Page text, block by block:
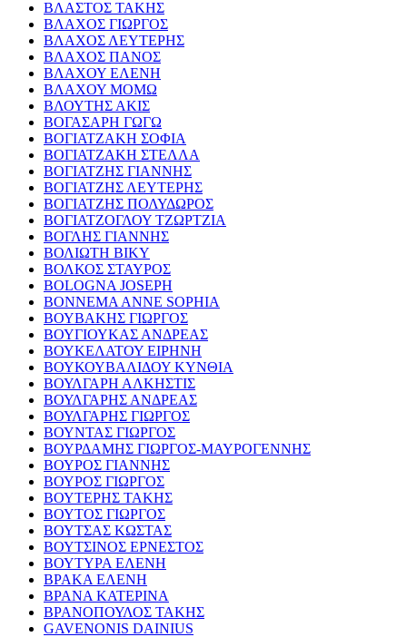
ΒΛΑΣΤΟΣ ΤΑΚΗΣ
ΒΛΑΧΟΣ ΓΙΩΡΓΟΣ
ΒΛΑΧΟΣ ΛΕΥΤΕΡΗΣ
ΒΛΑΧΟΣ ΠΑΝΟΣ
ΒΛΑΧΟΥ ΕΛΕΝΗ
ΒΛΑΧΟΥ ΜΟΜΩ
ΒΛΟΥΤΗΣ ΑΚΙΣ
ΒΟΓΑΣΑΡΗ ΓΩΓΩ
ΒΟΓΙΑΤΖΑΚΗ ΣΟΦΙΑ
ΒΟΓΙΑΤΖΑΚΗ ΣΤΕΛΛΑ
ΒΟΓΙΑΤΖΗΣ ΓΙΑΝΝΗΣ
ΒΟΓΙΑΤΖΗΣ ΛΕΥΤΕΡΗΣ
ΒΟΓΙΑΤΖΗΣ ΠΟΛΥΔΩΡΟΣ
ΒΟΓΙΑΤΖΟΓΛΟΥ ΤΖΩΡΤΖΙΑ
ΒΟΓΛΗΣ ΓΙΑΝΝΗΣ
ΒΟΛΙΩΤΗ ΒΙΚΥ
ΒΟΛΚΟΣ ΣΤΑΥΡΟΣ
BOLOGNA JOSEPH
BONNEMA ANNE SOPHIA
ΒΟΥΒΑΚΗΣ ΓΙΩΡΓΟΣ
ΒΟΥΓΙΟΥΚΑΣ ΑΝΔΡΕΑΣ
ΒΟΥΚΕΛΑΤΟΥ ΕΙΡΗΝΗ
ΒΟΥΚΟΥΒΑΛΙΔΟΥ ΚΥΝΘΙΑ
ΒΟΥΛΓΑΡΗ ΑΛΚΗΣΤΙΣ
ΒΟΥΛΓΑΡΗΣ ΑΝΔΡΕΑΣ
ΒΟΥΛΓΑΡΗΣ ΓΙΩΡΓΟΣ
ΒΟΥΝΤΑΣ ΓΙΩΡΓΟΣ
ΒΟΥΡΔΑΜΗΣ ΓΙΩΡΓΟΣ-ΜΑΥΡΟΓΕΝΝΗΣ
ΒΟΥΡΟΣ ΓΙΑΝΝΗΣ
ΒΟΥΡΟΣ ΓΙΩΡΓΟΣ
ΒΟΥΤΕΡΗΣ ΤΑΚΗΣ
ΒΟΥΤΟΣ ΓΙΩΡΓΟΣ
ΒΟΥΤΣΑΣ ΚΩΣΤΑΣ
ΒΟΥΤΣΙΝΟΣ ΕΡΝΕΣΤΟΣ
ΒΟΥΤΥΡΑ ΕΛΕΝΗ
ΒΡΑΚΑ ΕΛΕΝΗ
ΒΡΑΝΑ ΚΑΤΕΡΙΝΑ
ΒΡΑΝΟΠΟΥΛΟΣ ΤΑΚΗΣ
GAVENONIS DAINIUS